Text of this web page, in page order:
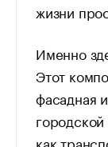
жизни
Именно
Этот
фасадная
как